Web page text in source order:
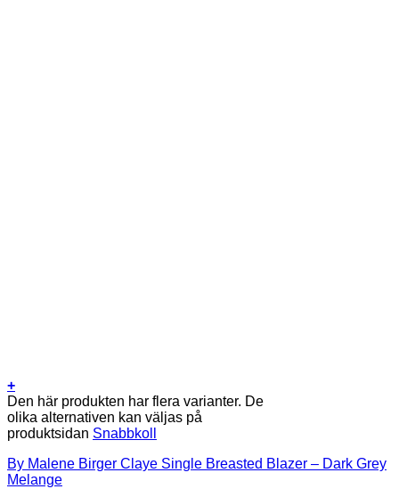
+
Den här produkten har flera varianter. De
olika alternativen kan väljas på
produktsidan Snabbkoll
By Malene Birger Claye Single Breasted Blazer – Dark Grey
Melange